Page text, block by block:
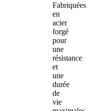
Fabriquées
en
acier
forgé
pour
une
résistance
et
une
durée
de
vie